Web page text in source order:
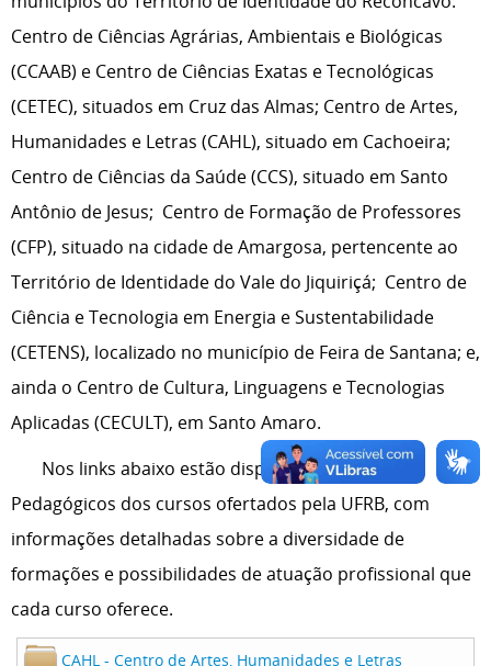
Centro de Ciências Agrárias, Ambientais e Biológicas
(CCAAB) e Centro de Ciências Exatas e Tecnológicas
(CETEC), situados em Cruz das Almas; Centro de Artes,
Humanidades e Letras (CAHL), situado em Cachoeira;
Centro de Ciências da Saúde (CCS), situado em Santo
Antônio de Jesus; Centro de Formação de Professores
(CFP), situado na cidade de Amargosa, pertencente ao
Território de Identidade do Vale do Jiquiriçá; Centro de
Ciência e Tecnologia em Energia e Sustentabilidade
(CETENS), localizado no município de Feira de Santana; e,
ainda o Centro de Cultura, Linguagens e Tecnologias
Aplicadas (CECULT), em Santo Amaro.
Nos links abaixo estão disponíveis os Projetos
Pedagógicos dos cursos ofertados pela UFRB, com
informações detalhadas sobre a diversidade de
formações e possibilidades de atuação profissional que
cada curso oferece.
CAHL - Centro de Artes, Humanidades e Letras